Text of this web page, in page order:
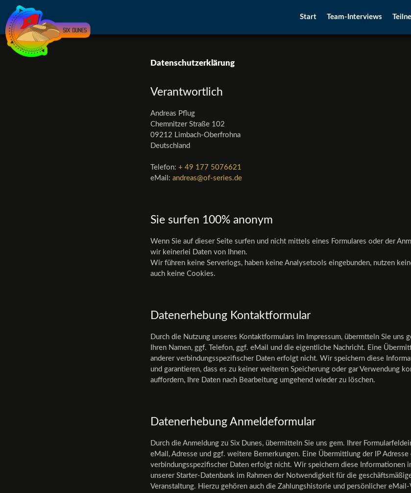
Start Team-Interviews
Datenschutzerklärung
Verantwortlich
Andreas Pflug
Chemnitzer Straße 102
09212 Limbach-Oberfrohna
Deutschland
Telefon: + 49 177 5076621
eMail: andreas@of-series.de
Sie surfen 100% anonym
Wenn Sie auf dieser Seite surfen und nicht mittels eines Formulares oder der
wir keinerlei Daten von Ihnen.
Wir führen keine Serverlogs, haben keine Analysetools eingebunden, nutzen
auch keine Cookies.
Datenerhebung Kontaktformular
Durch die Nutzung unseres Kontaktformulars im Impressum, übermtteln Sie uns
Ihren Namen, ggf. Telefon, ggf. eMail und die eigentliche Nachricht. Eine
anderer verbindungsspezifischer Daten erfolgt nicht. Wir speichern diese
und garantieren, dass es zu keiner weiteren Speicherung oder gar Verwendung
auffordern, Ihre Daten nach Bearbeitung umgehend wieder zu löschen.
Datenerhebung Anmeldeformular
Durch die Anmeldung zu Six Dunes, übermitteln Sie uns gem. Ihrer
eMail, Adresse und ggf. weitere Bemerkungen. Eine Übermittlung der IP Adresse
verbindungsspezifischer Daten erfolgt nicht. Wir speichern diese Informationen
unserer Starter-Datenbank im Rahmen der Notwendigkeit für die
Veranstaltung. Hierzu gehören auch die Zahlungshistorie und persönlicher